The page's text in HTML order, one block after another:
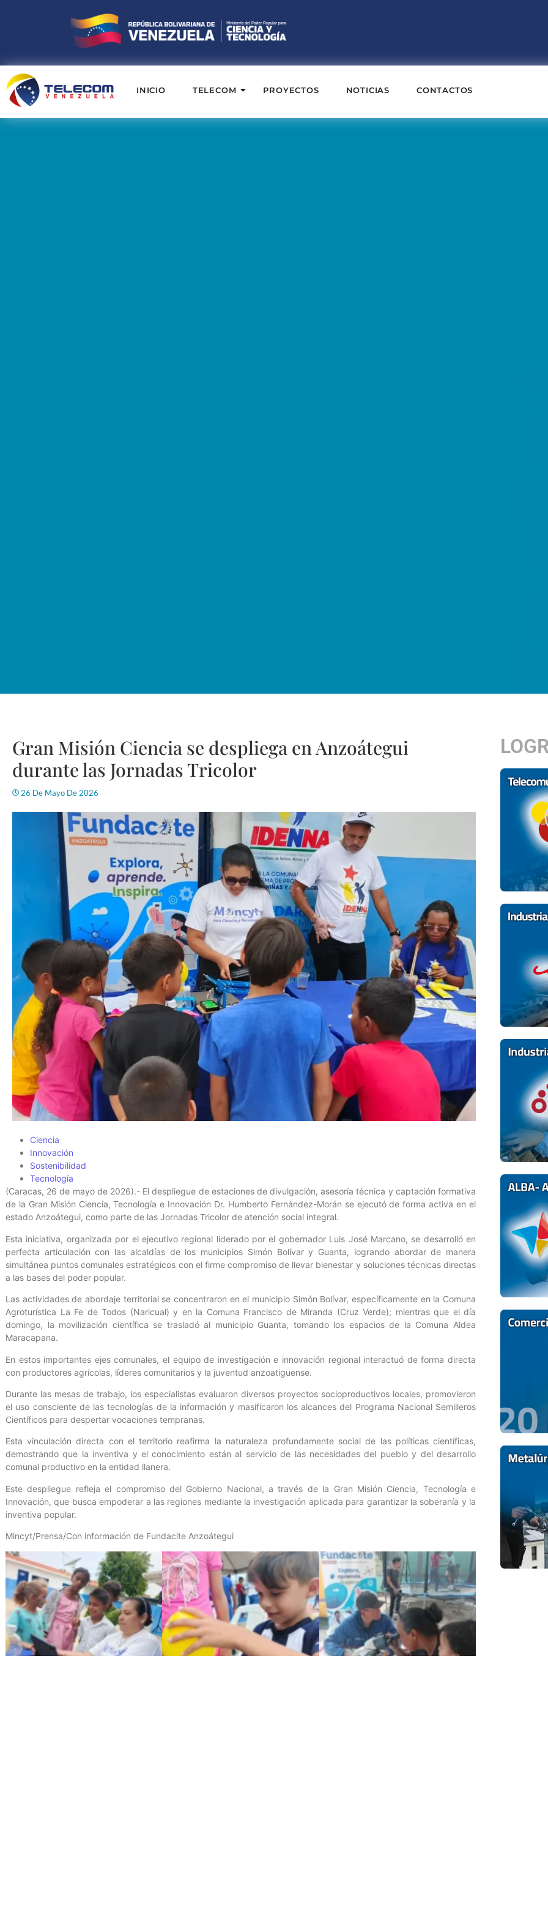
INICIO TELECOM PROYECTOS NOTICIAS CONTACTOS
Gran Misión Ciencia se despliega en Anzoátegui
durante las Jornadas Tricolor
26 De Mayo De 2026
Ciencia
Innovación
Sostenibilidad
Tecnología
(Caracas, 26 de mayo de 2026).- El despliegue de estaciones de divulgación, asesoría técnica y captación formativa
de la Gran Misión Ciencia, Tecnología e Innovación Dr. Humberto Fernández-Morán se ejecutó de forma activa en el
estado Anzoátegui, como parte de las Jornadas Tricolor de atención social integral.
Esta iniciativa, organizada por el ejecutivo regional liderado por el gobernador Luis José Marcano, se desarrolló en
perfecta articulación con las alcaldías de los municipios Simón Bolívar y Guanta, logrando abordar de manera
simultánea puntos comunales estratégicos con el firme compromiso de llevar bienestar y soluciones técnicas directas
a las bases del poder popular.
Las actividades de abordaje territorial se concentraron en el municipio Simón Bolívar, específicamente en la Comuna
Agroturística La Fe de Todos (Naricual) y en la Comuna Francisco de Miranda (Cruz Verde); mientras que el día
domingo, la movilización científica se trasladó al municipio Guanta, tomando los espacios de la Comuna Aldea
Maracapana.
En estos importantes ejes comunales, el equipo de investigación e innovación regional interactuó de forma directa
con productores agrícolas, líderes comunitarios y la juventud anzoatiguense.
Durante las mesas de trabajo, los especialistas evaluaron diversos proyectos socioproductivos locales, promovieron
el uso consciente de las tecnologías de la información y masificaron los alcances del Programa Nacional Semilleros
Científicos para despertar vocaciones tempranas.
Esta vinculación directa con el territorio reafirma la naturaleza profundamente social de las políticas científicas,
demostrando que la inventiva y el conocimiento están al servicio de las necesidades del pueblo y del desarrollo
comunal productivo en la entidad llanera.
Este despliegue refleja el compromiso del Gobierno Nacional, a través de la Gran Misión Ciencia, Tecnología e
Innovación, que busca empoderar a las regiones mediante la investigación aplicada para garantizar la soberanía y la
inventiva popular.
Mincyt/Prensa/Con información de Fundacite Anzoátegui